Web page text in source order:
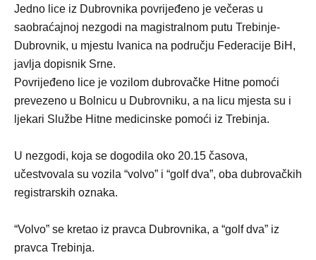
Jedno lice iz Dubrovnika povrijeđeno je večeras u
saobraćajnoj nezgodi na magistralnom putu Trebinje-
Dubrovnik, u mjestu Ivanica na području Federacije BiH,
javlja dopisnik Srne.
Povrijeđeno lice je vozilom dubrovačke Hitne pomoći
prevezeno u Bolnicu u Dubrovniku, a na licu mjesta su i
ljekari Službe Hitne medicinske pomoći iz Trebinja.
U nezgodi, koja se dogodila oko 20.15 časova,
učestvovala su vozila “volvo” i “golf dva”, oba dubrovačkih
registrarskih oznaka.
“Volvo” se kretao iz pravca Dubrovnika, a “golf dva” iz
pravca Trebinja.